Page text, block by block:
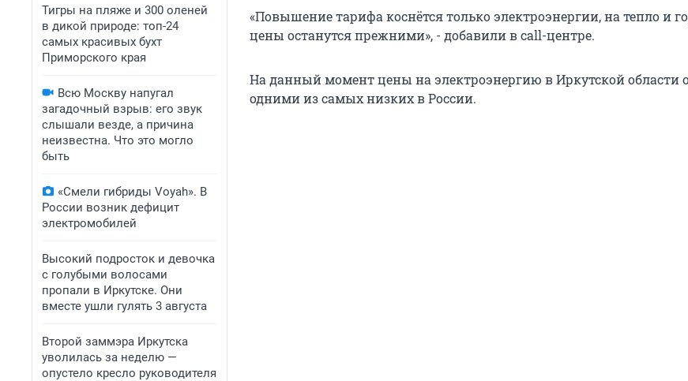
Тигры на пляже и 300 оленей
в дикой природе: топ-24
самых красивых бухт
Приморского края
Всю Москву напугал
загадочный взрыв: его звук
слышали везде, а причина
неизвестна. Что это могло
быть
«Смели гибриды Voyah». В
России возник дефицит
электромобилей
Высокий подросток и девочка
с голубыми волосами
пропали в Иркутске. Они
вместе ушли гулять 3 августа
Второй заммэра Иркутска
уволилась за неделю —
опустело кресло руководителя
«Повышение тарифа коснётся только электроэнергии, на тепло и
цены останутся прежними», - добавили в сall-центре.
На данный момент цены на электроэнергию в Иркутской области
одними из самых низких в России.